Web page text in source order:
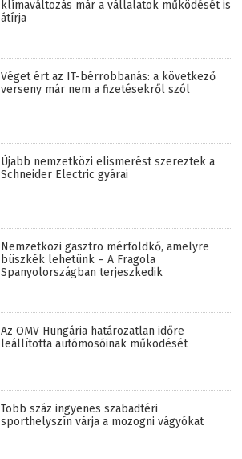
klímaváltozás már a vállalatok működését is
átírja
Véget ért az IT-bérrobbanás: a következő
verseny már nem a fizetésekről szól
Újabb nemzetközi elismerést szereztek a
Schneider Electric gyárai
Nemzetközi gasztro mérföldkő, amelyre
büszkék lehetünk – A Fragola
Spanyolországban terjeszkedik
Az OMV Hungária határozatlan időre
leállította autómosóinak működését
Több száz ingyenes szabadtéri
sporthelyszín várja a mozogni vágyókat